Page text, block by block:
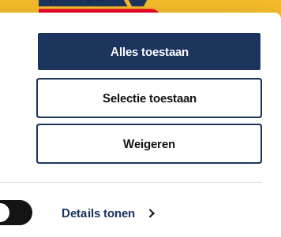
Details tonen
Alles toestaan
Selectie toestaan
Weigeren